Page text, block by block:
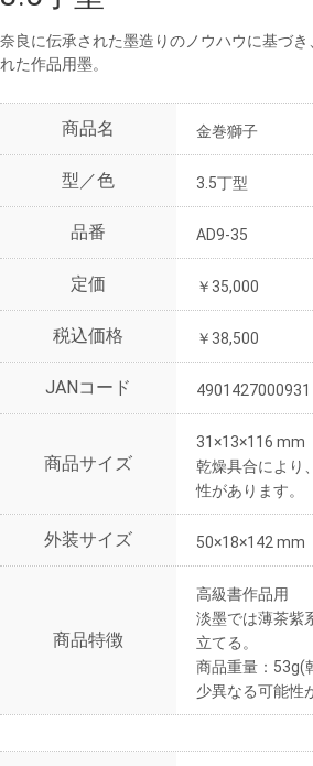
奈良に伝承された墨造りのノウハウに基づ
れた作品用墨。
商品名 金巻獅子
型／色 3.5丁型
品番 AD9-35
定価 ￥35,000
税込価格 ￥38,500
JANコード 4901427000931
商品サイズ
31×13×116 mm
乾燥具合により
性があります。
外装サイズ 50×18×142 mm
商品特徴
高級書作品用
淡墨では薄茶紫
立てる。
商品重量：53g(
少異なる可能性